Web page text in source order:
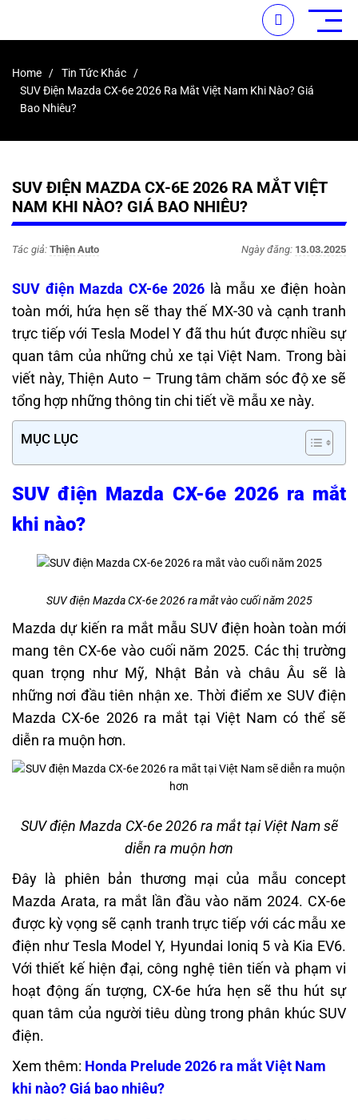
Home
Tin Tức Khác
SUV Điện Mazda CX-6e 2026 Ra Mắt Việt Nam Khi Nào? Giá
Bao Nhiêu?
SUV ĐIỆN MAZDA CX-6E 2026 RA MẮT VIỆT
NAM KHI NÀO? GIÁ BAO NHIÊU?
Tác giả: Thiện Auto Ngày đăng: 13.03.2025
SUV điện Mazda CX-6e 2026 là mẫu xe điện hoàn
toàn mới, hứa hẹn sẽ thay thế MX-30 và cạnh tranh
trực tiếp với Tesla Model Y đã thu hút được nhiều sự
quan tâm của những chủ xe tại Việt Nam. Trong bài
viết này, Thiện Auto – Trung tâm chăm sóc độ xe sẽ
tổng hợp những thông tin chi tiết về mẫu xe này.
MỤC LỤC
SUV điện Mazda CX-6e 2026 ra mắt
khi nào?
SUV điện Mazda CX-6e 2026 ra mắt vào cuối năm 2025
Mazda dự kiến ra mắt mẫu SUV điện hoàn toàn mới
mang tên CX-6e vào cuối năm 2025. Các thị trường
quan trọng như Mỹ, Nhật Bản và châu Âu sẽ là
những nơi đầu tiên nhận xe.Thời điểm xe SUV điện
Mazda CX-6e 2026 ra mắt tại Việt Nam có thể sẽ
diễn ra muộn hơn.
SUV điện Mazda CX-6e 2026 ra mắt tại Việt Nam sẽ
diễn ra muộn hơn
Đây là phiên bản thương mại của mẫu concept
Mazda Arata, ra mắt lần đầu vào năm 2024. CX-6e
được kỳ vọng sẽ cạnh tranh trực tiếp với các mẫu xe
điện như Tesla Model Y, Hyundai Ioniq 5 và Kia EV6.
Với thiết kế hiện đại, công nghệ tiên tiến và phạm vi
hoạt động ấn tượng, CX-6e hứa hẹn sẽ thu hút sự
quan tâm của người tiêu dùng trong phân khúc SUV
điện.
Xem thêm: Honda Prelude 2026 ra mắt Việt Nam
khi nào? Giá bao nhiêu?